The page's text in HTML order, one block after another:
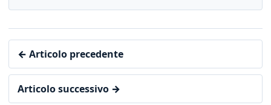
← Articolo precedente
Articolo successivo →